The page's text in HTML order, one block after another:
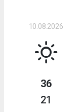
10.08.2026
36
21